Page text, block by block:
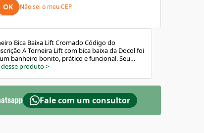
OK Não sei o meu CEP
Bica Baixa Lift Cromado Código do
A Torneira Lift com bica baixa da Docol foi
banheiro bonito, prático e funcional. Seu
e acabamento cromado traz charme e
embutido, proporciona economia de água e
e Benefícios Design moderno e
embutidas ou semi-embutidas Arejador
água Acionamento suave: alavanca
Acabamento biníquel cromado: mais
produto>
Fale com um consultor